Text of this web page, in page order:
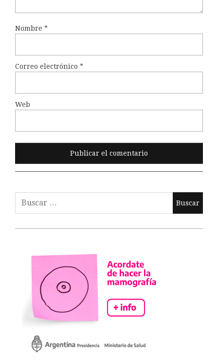
Nombre *
Correo electrónico *
Web